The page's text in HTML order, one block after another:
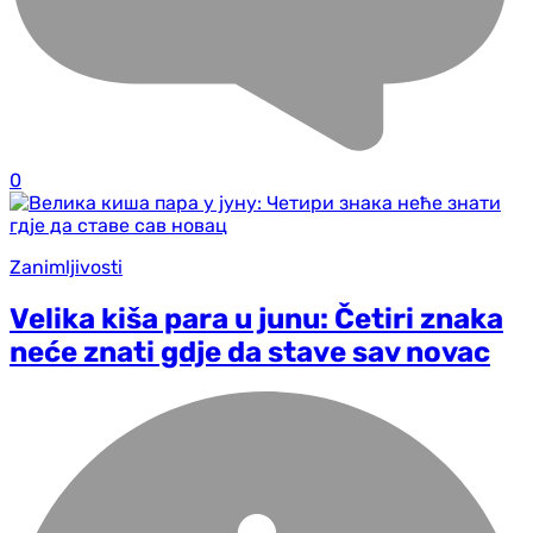
0
Zanimljivosti
Velika kiša para u junu: Četiri znaka
neće znati gd‌je da stave sav novac